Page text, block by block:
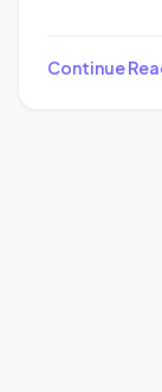
Continue